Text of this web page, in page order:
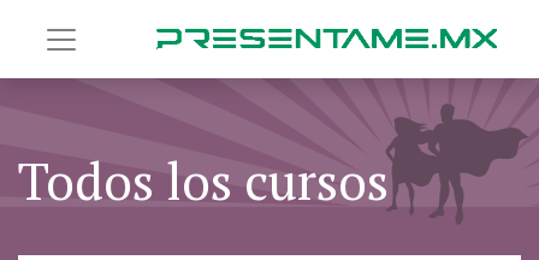
Todos los cursos